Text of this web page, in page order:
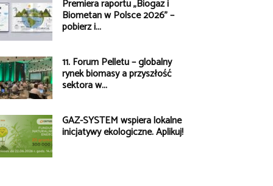
Premiera raportu „Biogaz i
Biometan w Polsce 2026” –
pobierz i...
11. Forum Pelletu – globalny
rynek biomasy a przyszłość
sektora w...
GAZ-SYSTEM wspiera lokalne
inicjatywy ekologiczne. Aplikuj!